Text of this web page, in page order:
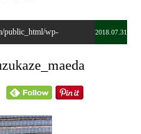
public_html/wp-
wp-
2018.07.31